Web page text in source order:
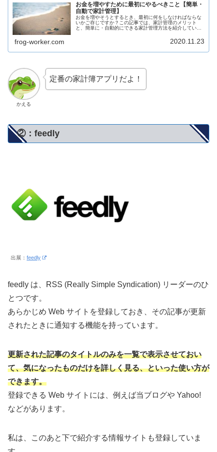
お金を増やすために最初にやるべきこと【簡単・
自動で家計管理】
お金を増やそうとするとき、最初に何をしなければならな
いかご存じですか？この記事では、家計管理のメリット
と、簡単に・自動的にできる家計管理方法を紹介していま
frog-worker.com 2020.11.23
かえる
定番の家計簿アプリだよ！
②：feedly
出展： feedly
feedly は、RSS (Really Simple Syndication) リーダーのひ
とつです。
あらかじめ Web サイトを登録しておき、その記事が更新
されたときに通知する機能を持っています。
更新された記事のタイトルのみを一覧で表示させておい
て、気になったものだけを詳しく見る、といった使い方が
できます。
登録できる Web サイトには、例えば当ブログや Yahoo!
などがあります。
私は、このあと下で紹介する情報サイトも登録していま